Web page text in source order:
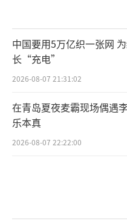
中国要用5万亿织一张网
长“充电”
2026-08-07 21:31:02
在青岛夏夜麦霸现场偶遇
乐本真
2026-08-07 22:22:00